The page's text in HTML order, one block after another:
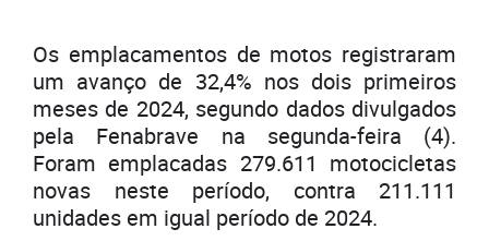
Os emplacamentos de motos registraram
um avanço de 32,4% nos dois primeiros
meses de 2024, segundo dados divulgados
pela Fenabrave na segunda-feira (4).
Foram emplacadas 279.611 motocicletas
novas neste período, contra 211.111
unidades em igual período de 2024.